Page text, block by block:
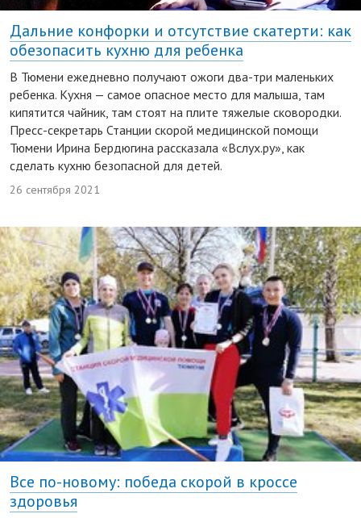
Дальние конфорки и отсутствие скатерти: как
обезопасить кухню для ребенка
В Тюмени ежедневно получают ожоги два-три маленьких
ребенка. Кухня — самое опасное место для малыша, там
кипятится чайник, там стоят на плите тяжелые сковородки.
Пресс-секретарь Станции скорой медицинской помощи
Тюмени Ирина Бердюгина рассказала «Вслух.ру», как
сделать кухню безопасной для детей.
26 сентября 2021
Все по-новому: победа скорой в кроссе
здоровья